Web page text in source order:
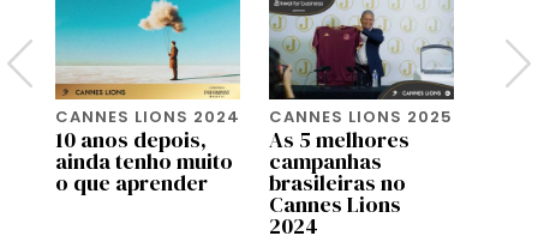
CANNES LIONS 2024
10 anos depois,
ainda tenho muito
o que aprender
CANNES LIONS 2025
As 5 melhores
campanhas
brasileiras no
Cannes Lions
2024